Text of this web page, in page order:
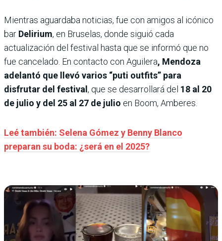
Mientras aguardaba noticias, fue con amigos al icónico
bar Delirium, en Bruselas, donde siguió cada
actualización del festival hasta que se informó que no
fue cancelado. En contacto con Aguilera, Mendoza
adelantó que llevó varios “puti outfits” para
disfrutar del festival, que se desarrollará del 18 al 20
de julio y del 25 al 27 de julio en Boom, Amberes.
Leé también: Selena Gómez y Benny Blanco
preparan su boda: ¿será en el 2025?